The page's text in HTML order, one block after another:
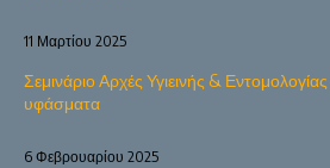
Σεμινάριο Αρχές Υγιεινής &
υφάσματα
11 Μαρτίου 2025
6 Φεβρουαρίου 2025